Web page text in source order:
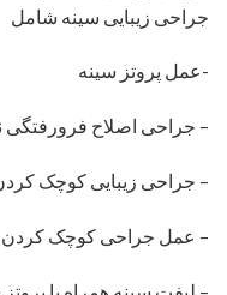
جراحی زیبایی سینه شامل
-عمل پروتز سینه
– جراحی اصلاح فرورفتگی
– جراحی زیبایی کوچک
– عمل جراحی کوچک کردن
– لیفت سینه همراه با